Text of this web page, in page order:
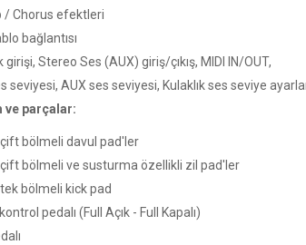
/ Chorus efektleri
bağlantısı
girişi, Stereo Ses (AUX) giriş/çıkış, MIDI IN/OUT,
seviyesi, AUX ses seviyesi, Kulaklık ses seviye
ve parçalar:
bölmeli davul pad'ler
bölmeli ve susturma özellikli zil pad'ler
bölmeli kick pad
pedalı (Full Açık - Full Kapalı)